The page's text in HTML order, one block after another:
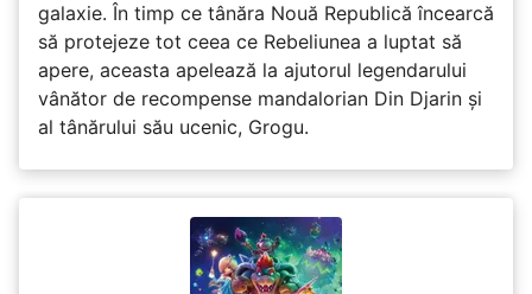
galaxie. În timp ce tânăra Nouă Republică încearcă
să protejeze tot ceea ce Rebeliunea a luptat să
apere, aceasta apelează la ajutorul legendarului
vânător de recompense mandalorian Din Djarin și
al tânărului său ucenic, Grogu.